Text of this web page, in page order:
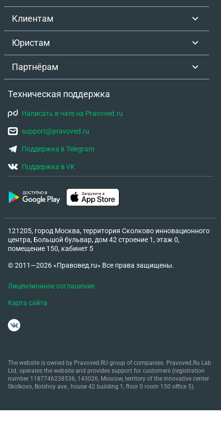
Клиентам
Юристам
Партнёрам
Техническая поддержка
Написать в чате на Pravoved.ru
support@pravoved.ru
Поддержка в Telegram
Поддержка в VK
121205, город Москва, территория Сколково инновационного
центра, Большой бульвар, дом 42 строение 1, этаж 0,
помещение 150, кабинет 5
© 2011—2026 «Правовед.ru» Все права защищены.
Лицензионное соглашение
Карта сайта
The website is owned by Pravoved.RU group of companies. Pravoved.Ru Lab
Ltd. operates the website and provides support for customers (registration
number 1187746238536, 143026, Moscow, territory of the innovative center
Skolkovo, Bolshoy ave., house 42 building 1, floor 0 room 150 office 5).